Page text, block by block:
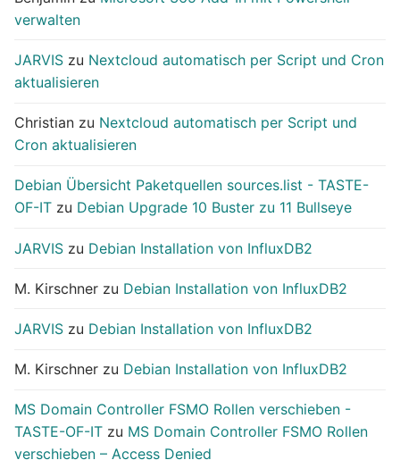
verwalten
JARVIS zu Nextcloud automatisch per Script und Cron
aktualisieren
Christian zu Nextcloud automatisch per Script und
Cron aktualisieren
Debian Übersicht Paketquellen sources.list - TASTE-
OF-IT zu Debian Upgrade 10 Buster zu 11 Bullseye
JARVIS zu Debian Installation von InfluxDB2
M. Kirschner zu Debian Installation von InfluxDB2
JARVIS zu Debian Installation von InfluxDB2
M. Kirschner zu Debian Installation von InfluxDB2
MS Domain Controller FSMO Rollen verschieben -
TASTE-OF-IT zu MS Domain Controller FSMO Rollen
verschieben – Access Denied